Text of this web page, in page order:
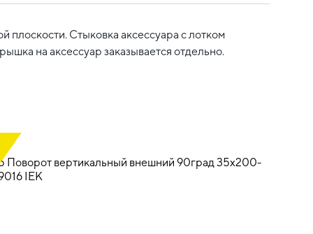
плоскости. Стыковка аксессуара с лотком
на аксессуар заказывается отдельно.